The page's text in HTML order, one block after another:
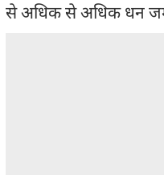
से अधिक से अधिक धन